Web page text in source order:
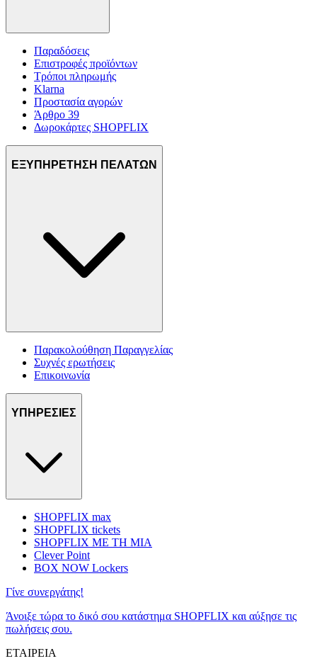
Παραδόσεις
Επιστροφές προϊόντων
Τρόποι πληρωμής
Klarna
Προστασία αγορών
Άρθρο 39
Δωροκάρτες SHOPFLIX
ΕΞΥΠΗΡΕΤΗΣΗ ΠΕΛΑΤΩΝ
Παρακολούθηση Παραγγελίας
Συχνές ερωτήσεις
Επικοινωνία
ΥΠΗΡΕΣΙΕΣ
SHOPFLIX max
SHOPFLIX tickets
SHOPFLIX ΜΕ ΤΗ ΜΙΑ
Clever Point
BOX NOW Lockers
Γίνε συνεργάτης!
Άνοιξε τώρα το δικό σου κατάστημα SHOPFLIX και αύξησε τις
πωλήσεις σου.
ΕΤΑΙΡΕΙΑ